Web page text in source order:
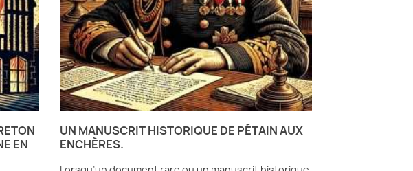
EN
UN MANUSCRIT HISTORIQUE DE PÉTAIN AUX
ENCHÈRES.